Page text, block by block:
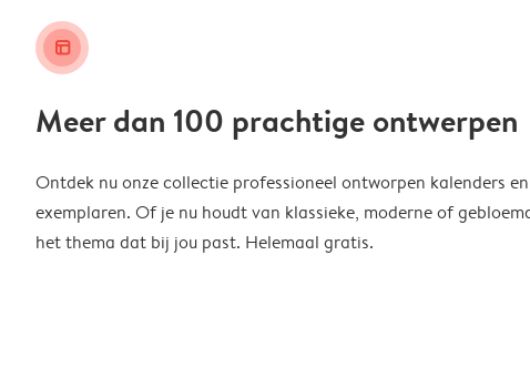
layout_alt
Meer dan 100 prachtige ontwerpen
Ontdek nu onze collectie professioneel ontworpen kalenders
exemplaren. Of je nu houdt van klassieke, moderne of
het thema dat bij jou past. Helemaal gratis.